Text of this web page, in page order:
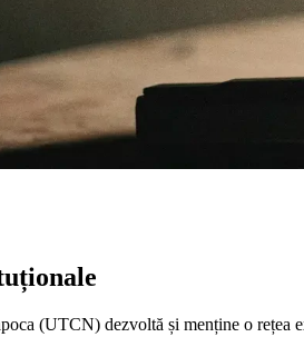
(UTCN) dezvoltă și menține o rețea